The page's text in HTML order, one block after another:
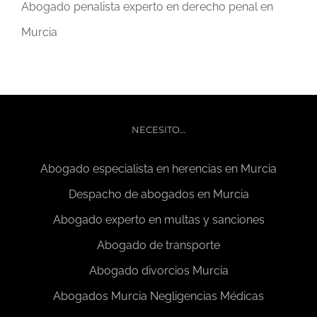
Abogado penalista experto en derecho penal en
Murcia
NECESITO…
Abogado especialista en herencias en Murcia
Despacho de abogados en Murcia
Abogado experto en multas y sanciones
Abogado de transporte
Abogado divorcios Murcia
Abogados Murcia Negligencias Médicas